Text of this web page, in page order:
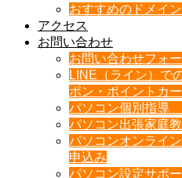
おすすめのドメイ
アクセス
お問い合わせ
お問い合わせフォ
LINE（ライン）で
ポン・ポイントカ
パソコン個別指導
パソコン出張家庭
パソコンオンライ
申込み
パソコン設定サポ